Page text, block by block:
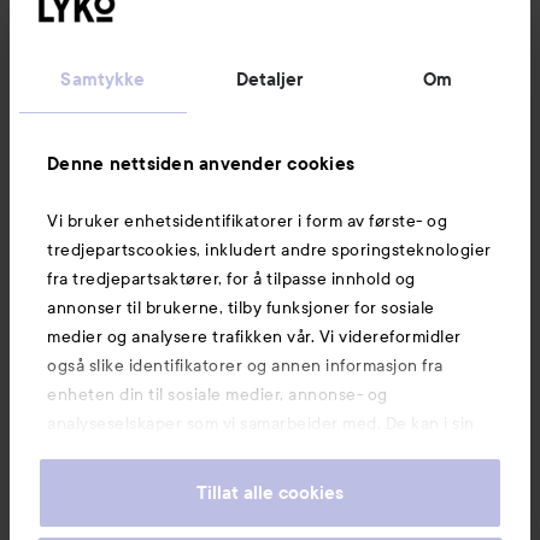
Samtykke Detaljer Om
Denne nettsiden anvender cookies
Vi bruker enhetsidentifikatorer i form av første- og
tredjepartscookies, inkludert andre sporingsteknologier
fra tredjepartsaktører, for å tilpasse innhold og
annonser til brukerne, tilby funksjoner for sosiale
medier og analysere trafikken vår. Vi videreformidler
også slike identifikatorer og annen informasjon fra
enheten din til sosiale medier, annonse- og
analyseselskaper som vi samarbeider med. De kan i sin
informasjon som du har oppgitt eller som de har samlet
Tillat alle cookies
Kundeservice
Informasjon
Også av interesse